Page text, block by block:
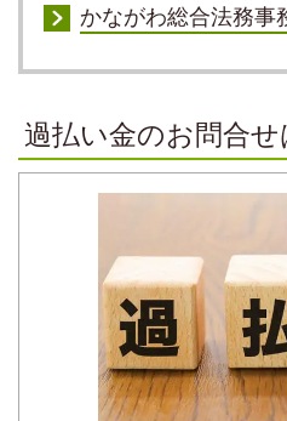
かながわ総合法務事
過払い金のお問合せ